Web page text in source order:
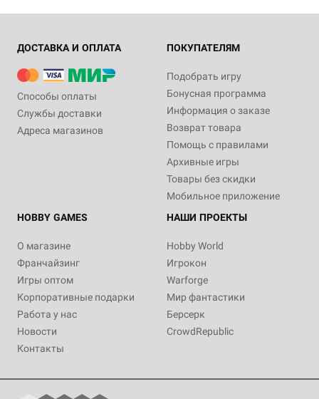
ДОСТАВКА И ОПЛАТА
Способы оплаты
Службы доставки
Адреса магазинов
ПОКУПАТЕЛЯМ
Подобрать игру
Бонусная программа
Информация о заказе
Возврат товара
Помощь с правилами
Архивные игры
Товары без скидки
Мобильное приложение
HOBBY GAMES
О магазине
Франчайзинг
Игры оптом
Корпоративные подарки
Работа у нас
Новости
Контакты
НАШИ ПРОЕКТЫ
Hobby World
Игрокон
Warforge
Мир фантастики
Берсерк
CrowdRepublic